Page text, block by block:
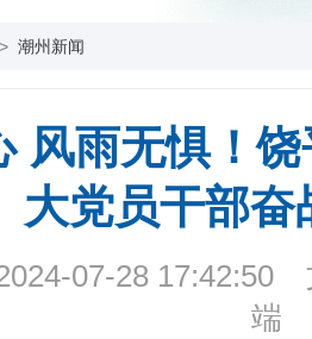
潮州新闻
风雨无惧！
大党员干部奋
07-28 17:42:50
端